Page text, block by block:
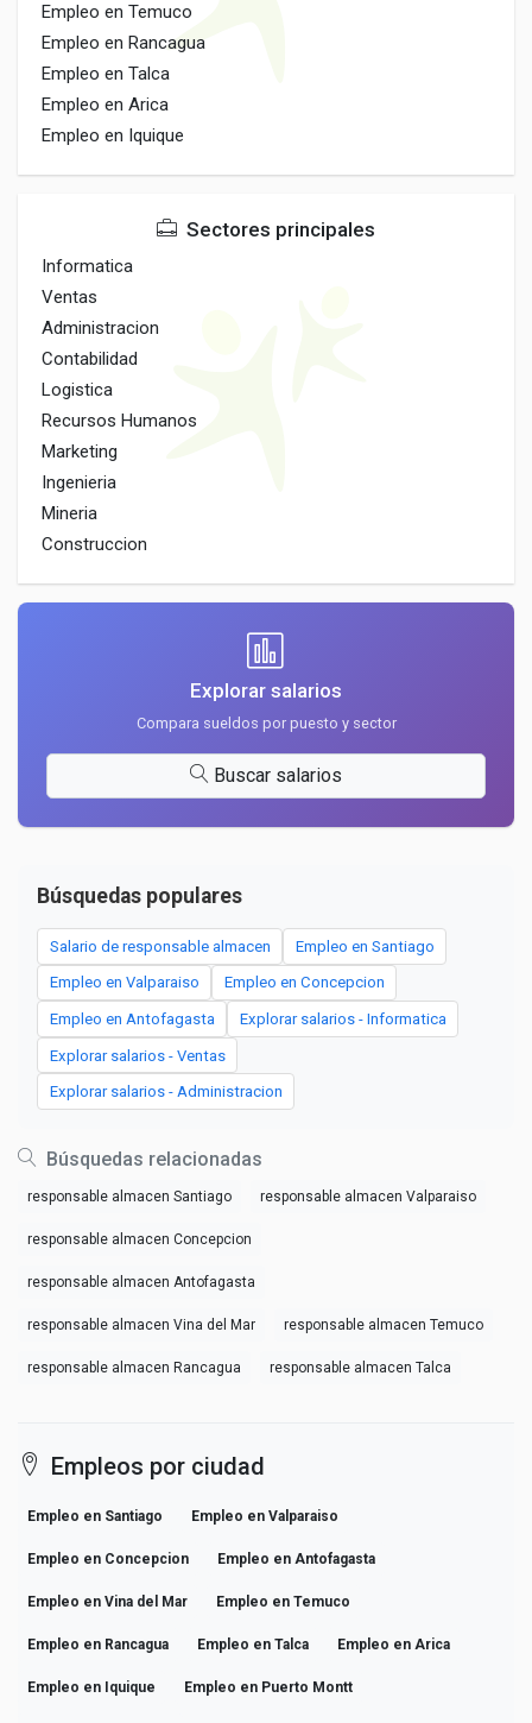
Empleo en Temuco
Empleo en Rancagua
Empleo en Talca
Empleo en Arica
Empleo en Iquique
Sectores principales
Informatica
Ventas
Administracion
Contabilidad
Logistica
Recursos Humanos
Marketing
Ingenieria
Mineria
Construccion
Explorar salarios
Compara sueldos por puesto y sector
Buscar salarios
Búsquedas populares
Salario de responsable almacen Empleo en Santiago
Empleo en Valparaiso Empleo en Concepcion
Empleo en Antofagasta Explorar salarios - Informatica
Explorar salarios - Ventas
Explorar salarios - Administracion
Búsquedas relacionadas
responsable almacen Santiago responsable almacen Valparaiso
responsable almacen Concepcion
responsable almacen Antofagasta
responsable almacen Vina del Mar responsable almacen Temuco
responsable almacen Rancagua responsable almacen Talca
Empleos por ciudad
Empleo en Santiago Empleo en Valparaiso
Empleo en Concepcion Empleo en Antofagasta
Empleo en Vina del Mar Empleo en Temuco
Empleo en Rancagua Empleo en Talca Empleo en Arica
Empleo en Iquique Empleo en Puerto Montt